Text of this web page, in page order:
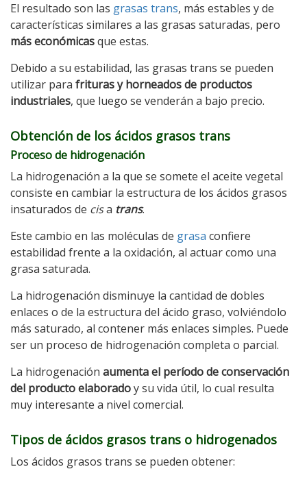
El resultado son las grasas trans, más estables y de
características similares a las grasas saturadas, pero
más económicasque estas.
Debido a su estabilidad, las grasas trans se pueden
utilizar para frituras y horneados de productos
industriales, que luego se venderán a bajo precio.
Obtención de los ácidos grasos trans
Proceso de hidrogenación
La hidrogenación a la que se somete el aceite vegetal
consiste en cambiar la estructura de los ácidos grasos
insaturados de cisa trans.
Este cambio en las moléculas de grasa confiere
estabilidad frente a la oxidación, al actuar como una
grasa saturada.
La hidrogenación disminuye la cantidad de dobles
enlaces o de la estructura del ácido graso, volviéndolo
más saturado, al contener más enlaces simples. Puede
ser un proceso de hidrogenación completa o parcial.
La hidrogenación aumenta el período de conservación
del producto elaboradoy su vida útil, lo cual resulta
muy interesante a nivel comercial.
Tipos de ácidos grasos trans o hidrogenados
Los ácidos grasos trans se pueden obtener: